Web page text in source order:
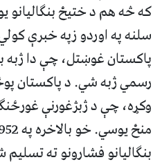
که څه هم د ختیځ بنګالیانو
سلنه په اوردو زپه خبرې
پاکستان غوښتل، چې دا ژبه
رسمي ژبه شي. د پاکستان
وکړه، چې د ژبژغورنې
بنګالیانو فشارونو ته